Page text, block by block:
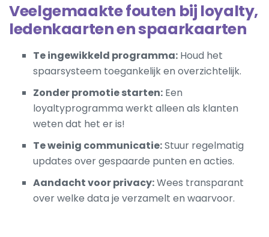
Veelgemaakte fouten bij loyalty,
ledenkaarten en spaarkaarten
Te ingewikkeld programma: Houd het
spaarsysteem toegankelijk en overzichtelijk.
Zonder promotie starten: Een
loyaltyprogramma werkt alleen als klanten
weten dat het er is!
Te weinig communicatie:Stuur regelmatig
updates over gespaarde punten en acties.
Aandacht voor privacy:Wees transparant
over welke data je verzamelt en waarvoor.